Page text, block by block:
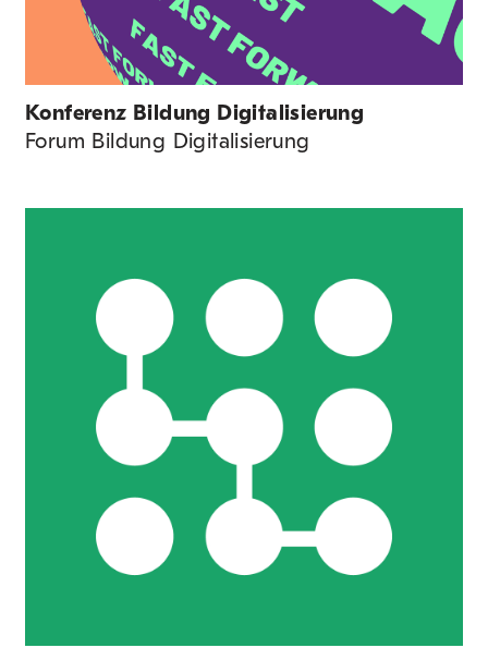
Konferenz Bildung Digitalisierung
Forum Bildung Digitalisierung